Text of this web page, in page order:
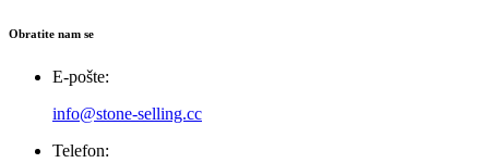
Obratite nam se
E-pošte:
info@stone-selling.cc
Telefon: